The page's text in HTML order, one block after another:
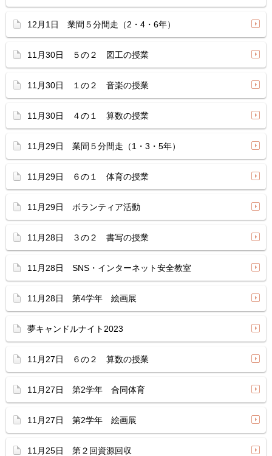
12月1日 業間５分間走（2・4・6年）
11月30日 ５の２ 図工の授業
11月30日 １の２ 音楽の授業
11月30日 ４の１ 算数の授業
11月29日 業間５分間走（1・3・5年）
11月29日 ６の１ 体育の授業
11月29日 ボランティア活動
11月28日 ３の２ 書写の授業
11月28日 SNS・インターネット安全教室
11月28日 第4学年 絵画展
夢キャンドルナイト2023
11月27日 ６の２ 算数の授業
11月27日 第2学年 合同体育
11月27日 第2学年 絵画展
11月25日 第２回資源回収